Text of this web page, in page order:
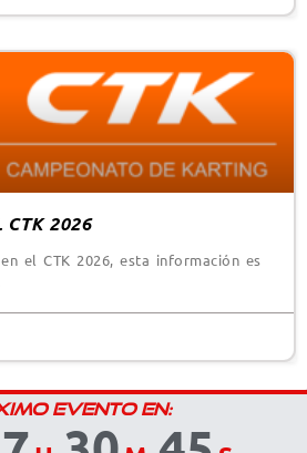
CTK 2026
el CTK 2026, esta información es
EVENTO EN: